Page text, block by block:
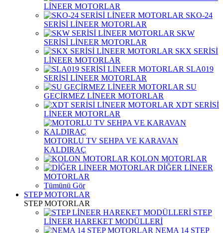
LİNEER MOTORLAR
SKO-24
SERİSİ LİNEER MOTORLAR
SKW
SERİSİ LİNEER MOTORLAR
SKX SERİSİ
LİNEER MOTORLAR
SLA019
SERİSİ LİNEER MOTORLAR
SU
GEÇİRMEZ LİNEER MOTORLAR
XDT SERİSİ
LİNEER MOTORLAR
MOTORLU TV SEHPA VE KARAVAN
KALDIRAÇ
KOLON MOTORLAR
DİĞER LİNEER
MOTORLAR
Tümünü Gör
STEP MOTORLAR
STEP MOTORLAR
STEP
LİNEER HAREKET MODÜLLERİ
NEMA 14 STEP